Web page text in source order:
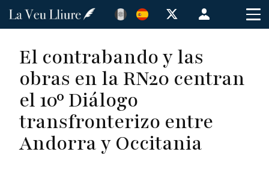
Pasar
principal
Menú
de
de
usuario
El contrabando y las
obras en la RN20 centran
el 10º Diálogo
transfronterizo entre
Andorra y Occitania